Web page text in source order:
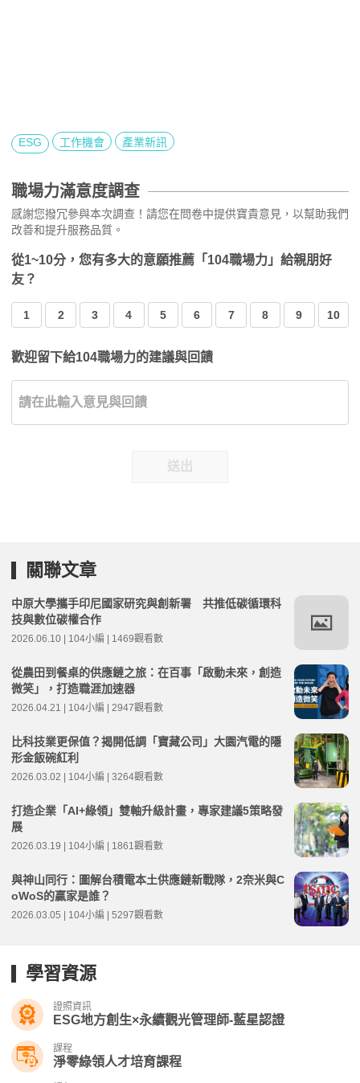
ESG 工作機會 產業新訊
職場力滿意度調查
感謝您撥冗參與本次調查！請您在問卷中提供寶貴意見，以幫助我們
改善和提升服務品質。
從1~10分，您有多大的意願推薦「104職場力」給親朋好
友？
1 2 3 4 5 6 7 8 9 10
歡迎留下給104職場力的建議與回饋
送出
關聯文章
中原大學攜手印尼國家研究與創新署 共推低碳循環科
技與數位碳權合作
2026.06.10 | 104小編 | 1469觀看數
從農田到餐桌的供應鏈之旅：在百事「啟動未來，創造
微笑」，打造職涯加速器
2026.04.21 | 104小編 | 2947觀看數
比科技業更保值？揭開低調「寶藏公司」大園汽電的隱
形金飯碗紅利
2026.03.02 | 104小編 | 3264觀看數
打造企業「AI+綠領」雙軸升級計畫，專家建議5策略發
展
2026.03.19 | 104小編 | 1861觀看數
與神山同行：圖解台積電本土供應鏈新戰隊，2奈米與C
oWoS的贏家是誰？
2026.03.05 | 104小編 | 5297觀看數
學習資源
證照資訊
ESG地方創生×永續觀光管理師-藍星認證
課程
淨零綠領人才培育課程